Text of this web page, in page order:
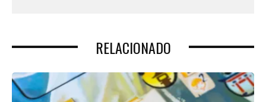
RELACIONADO